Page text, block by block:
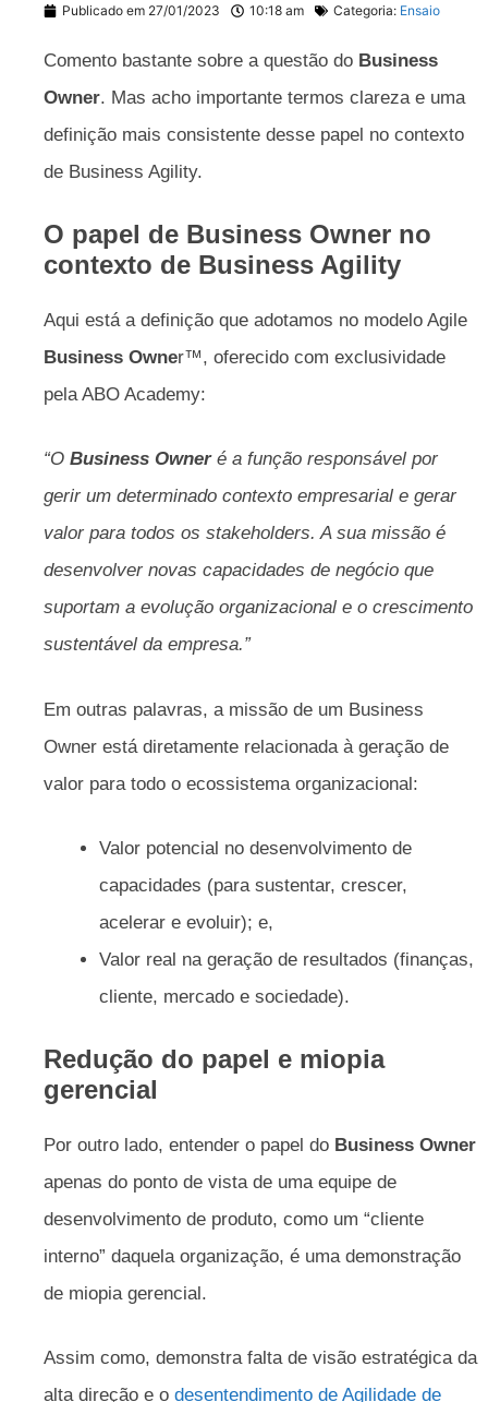
Publicado em 27/01/2023 10:18 am Categoria: Ensaio
Comento bastante sobre a questão do Business
Owner. Mas acho importante termos clareza e uma
definição mais consistente desse papel no contexto
de Business Agility.
O papel de Business Owner no
contexto de Business Agility
Aqui está a definição que adotamos no modelo Agile
Business Owner™, oferecido com exclusividade
pela ABO Academy:
“O Business Owneré a função responsável por
gerir um determinado contexto empresarial e gerar
valor para todos os stakeholders. A sua missão é
desenvolver novas capacidades de negócio que
suportam a evolução organizacional e o crescimento
sustentável da empresa.”
Em outras palavras, a missão de um Business
Owner está diretamente relacionada à geração de
valor para todo o ecossistema organizacional:
Valor potencial no desenvolvimento de
capacidades (para sustentar, crescer,
acelerar e evoluir); e,
Valor real na geração de resultados (finanças,
cliente, mercado e sociedade).
Redução do papel e miopia
gerencial
Por outro lado, entender o papel do Business Owner
apenas do ponto de vista de uma equipe de
desenvolvimento de produto, como um “cliente
interno” daquela organização, é uma demonstração
de miopia gerencial.
Assim como, demonstra falta de visão estratégica da
alta direção e o desentendimento de Agilidade de